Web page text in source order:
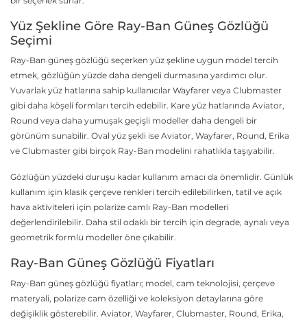
Yüz Şekline Göre Ray-Ban Güneş Gözlüğü
Seçimi
Ray-Ban güneş gözlüğü seçerken yüz şekline uygun model tercih
etmek, gözlüğün yüzde daha dengeli durmasına yardımcı olur.
Yuvarlak yüz hatlarına sahip kullanıcılar Wayfarer veya Clubmaster
gibi daha köşeli formları tercih edebilir. Kare yüz hatlarında Aviator,
Round veya daha yumuşak geçişli modeller daha dengeli bir
görünüm sunabilir. Oval yüz şekli ise Aviator, Wayfarer, Round, Erika
ve Clubmaster gibi birçok Ray-Ban modelini rahatlıkla taşıyabilir.
Gözlüğün yüzdeki duruşu kadar kullanım amacı da önemlidir. Günlük
kullanım için klasik çerçeve renkleri tercih edilebilirken, tatil ve açık
hava aktiviteleri için polarize camlı Ray-Ban modelleri
değerlendirilebilir. Daha stil odaklı bir tercih için degrade, aynalı veya
geometrik formlu modeller öne çıkabilir.
Ray-Ban Güneş Gözlüğü Fiyatları
Ray-Ban güneş gözlüğü fiyatları; model, cam teknolojisi, çerçeve
materyali, polarize cam özelliği ve koleksiyon detaylarına göre
değişiklik gösterebilir. Aviator, Wayfarer, Clubmaster, Round, Erika,